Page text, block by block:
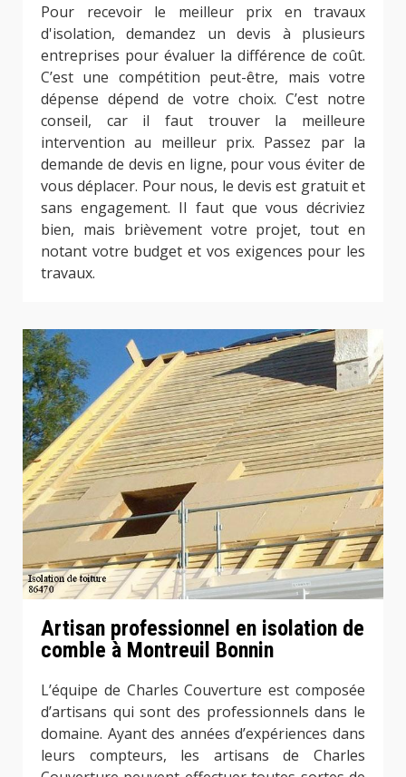
Pour recevoir le meilleur prix en travaux
d'isolation, demandez un devis à plusieurs
entreprises pour évaluer la différence de coût.
C’est une compétition peut-être, mais votre
dépense dépend de votre choix. C’est notre
conseil, car il faut trouver la meilleure
intervention au meilleur prix. Passez par la
demande de devis en ligne, pour vous éviter de
vous déplacer. Pour nous, le devis est gratuit et
sans engagement. Il faut que vous décriviez
bien, mais brièvement votre projet, tout en
notant votre budget et vos exigences pour les
travaux.
Artisan professionnel en isolation de
comble à Montreuil Bonnin
L’équipe de Charles Couverture est composée
d’artisans qui sont des professionnels dans le
domaine. Ayant des années d’expériences dans
leurs compteurs, les artisans de Charles